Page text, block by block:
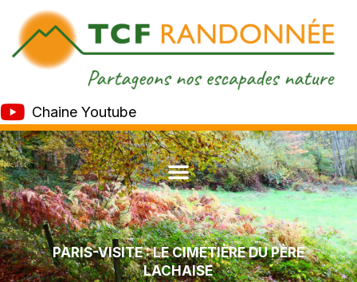
Chaine Youtube
PARIS-VISITE : LE CIMETIÈRE DU PÈRE
LACHAISE